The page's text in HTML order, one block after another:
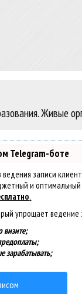
Живые
Telegram-боте
ведения записи
и
.
упрощает ведение
визите;
зарабатывать;